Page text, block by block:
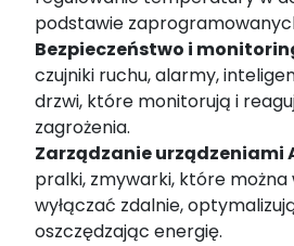
podstawie
Bezpieczeństwo i
czujniki ruchu, alarmy,
drzwi, które monitorują i
zagrożenia.
Zarządzanie urządzeniami
pralki, zmywarki, które można
wyłączać zdalnie,
oszczędzając energię.